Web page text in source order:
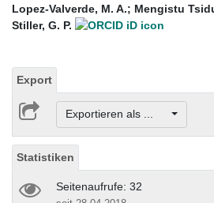
Lopez-Valverde, M. A.; Mengistu
Stiller, G. P.
Export
Exportieren als ...
Statistiken
Seitenaufrufe: 32